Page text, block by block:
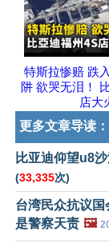
特斯拉惨赔 跌
阱 欲哭无泪！
店大
更多文章导读：
比亚迪仰望u8
(33,335次)
台湾民众抗议
是警察天责 🖼️